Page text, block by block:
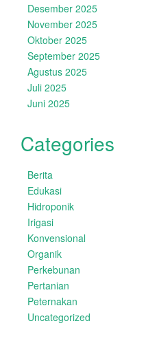
Desember 2025
November 2025
Oktober 2025
September 2025
Agustus 2025
Juli 2025
Juni 2025
Categories
Berita
Edukasi
Hidroponik
Irigasi
Konvensional
Organik
Perkebunan
Pertanian
Peternakan
Uncategorized